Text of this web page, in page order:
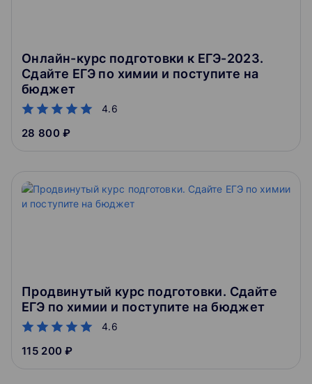
Онлайн-курс подготовки к ЕГЭ-2023.
Сдайте ЕГЭ по химии и поступите на
бюджет
4.6
28 800 ₽
Продвинутый курс подготовки. Сдайте
ЕГЭ по химии и поступите на бюджет
4.6
115 200 ₽